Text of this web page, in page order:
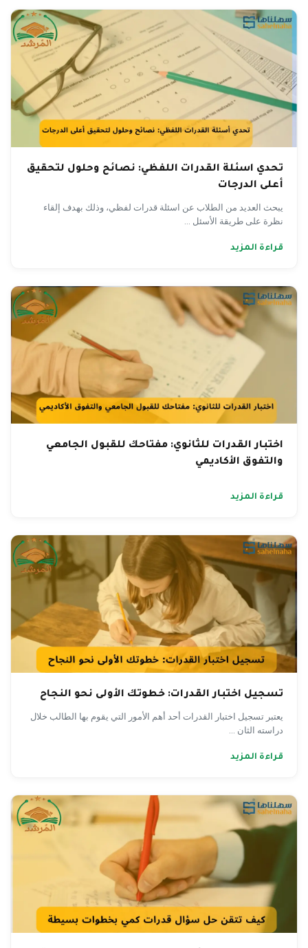
تحدي اسئلة القدرات اللفظي: نصائح وحلول لتحقيق
أعلى الدرجات
يبحث العديد من الطلاب عن اسئلة قدرات لفظي، وذلك بهدف إلقاء
نظرة على طريقة الأسئل ...
قراءة المزيد
اختبار القدرات للثانوي: مفتاحك للقبول الجامعي
والتفوق الأكاديمي
قراءة المزيد
تسجيل اختبار القدرات: خطوتك الأولى نحو النجاح
يعتبر تسجيل اختبار القدرات أحد أهم الأمور التي يقوم بها الطالب خلال
دراسته الثان ...
قراءة المزيد